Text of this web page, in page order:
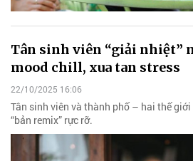
Tân sinh viên “giải nhiệt”
mood chill, xua tan stress
22/10/2025 16:06
Tân sinh viên và thành phố – hai thế
“bản remix” rực rỡ.